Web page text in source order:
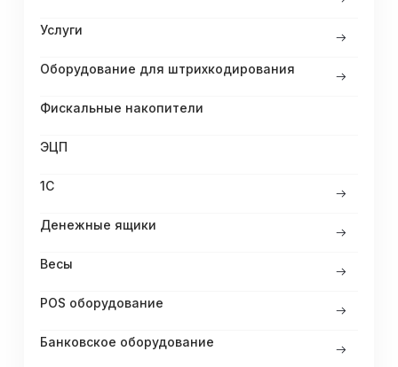
Услуги
Оборудование для штрихкодирования
Фискальные накопители
ЭЦП
1С
Денежные ящики
Весы
POS оборудование
Банковское оборудование